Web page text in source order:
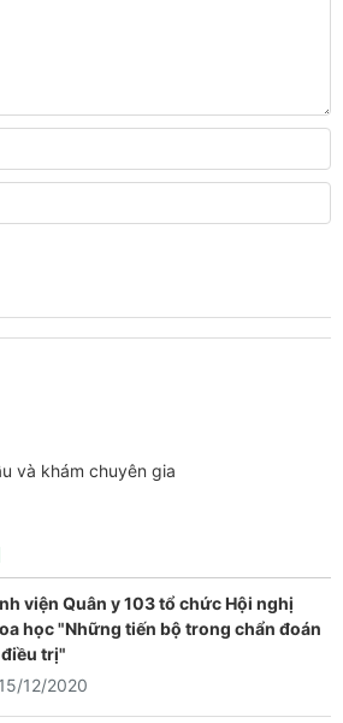
và khám chuyên gia
viện Quân y 103 tổ chức Hội nghị
học "Những tiến bộ trong chẩn đoán
trị"
15/12/2020